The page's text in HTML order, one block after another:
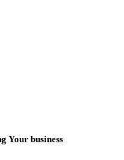
Your business